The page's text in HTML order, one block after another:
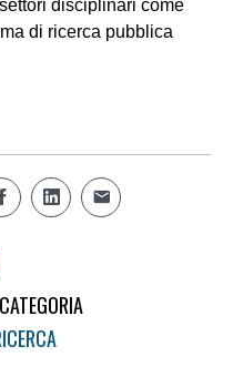
disciplinari come
di ricerca pubblica